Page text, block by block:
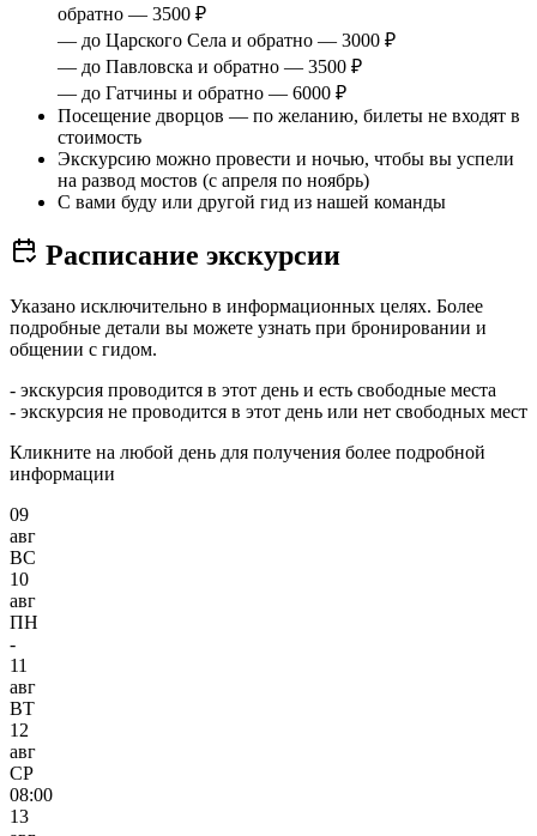
обратно — 3500 ₽
— до Царского Села и обратно — 3000 ₽
— до Павловска и обратно — 3500 ₽
— до Гатчины и обратно — 6000 ₽
Посещение дворцов — по желанию, билеты не входят в
стоимость
Экскурсию можно провести и ночью, чтобы вы успели
на развод мостов (с апреля по ноябрь)
С вами буду или другой гид из нашей команды
Расписание экскурсии
Указано исключительно в информационных целях. Более
подробные детали вы можете узнать при бронировании и
общении с гидом.
- экскурсия проводится в этот день и есть свободные места
- экскурсия не проводится в этот день или нет свободных мест
Кликните на любой день для получения более подробной
информации
09
авг
ВС
10
авг
ПН
-
11
авг
ВТ
12
авг
СР
08:00
13